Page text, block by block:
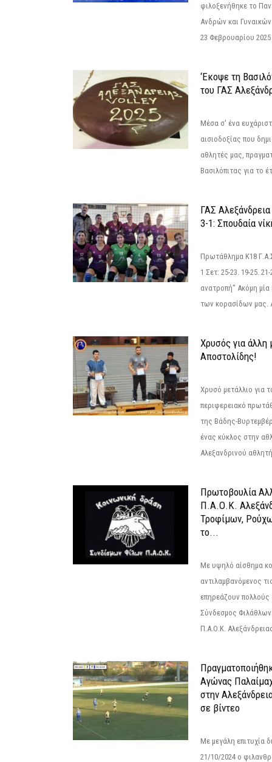
φιλοξενήθηκε το
Ανδρών και
23 Φεβρουαρίου
‘Εκοψε τη
του ΓΑΣ
Μέσα σ' ένα
αισιοδοξίας που
αθλητές μας,
Βασιλόπιτας για το
ΓΑΣ
3-1: Σπουδαία
Πρωτάθλημα Κ18
1 Σετ: 25-23. 19-25.
ανατροπή" Ακόμη μία
των κορασίδων μας.
Χρυσός για άλλη
Αποστολίδης!
Χρυσό μετάλλιο για
περιφερειακό
της Βάδης-
ένας κύκλος στην
Αλεξανδρινού
Πρωτοβουλία
Π.Α.Ο.Κ.
Τροφίμων,
το...
Με υψηλό αίσθημα
αντιλαμβανόμενος
επηρεάζουν πολλούς
Σύνδεσμος
Π.Α.Ο.Κ.
Αγώνας
στην
σε βίντεο
Με μεγάλη επιτυχία
21/10/2024 ο